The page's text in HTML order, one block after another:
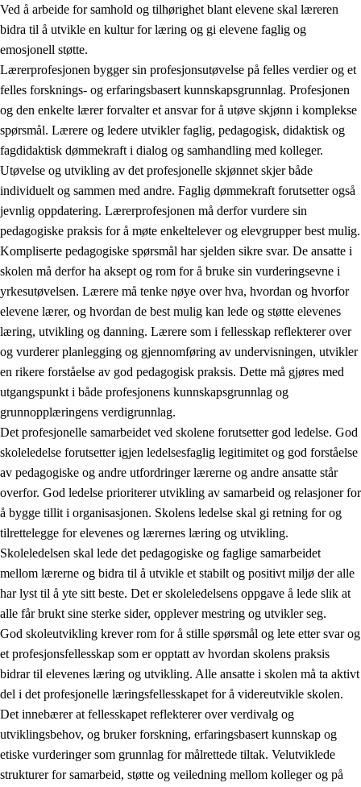
3.5 Profesjonsfellesskap og skoleutvikling
Ved å arbeide for samhold og tilhørighet blant elevene skal læreren
bidra til å utvikle en kultur for læring og gi elevene faglig og
emosjonell støtte.
Lærerprofesjonen bygger sin profesjonsutøvelse på felles verdier og et
felles forsknings- og erfaringsbasert kunnskapsgrunnlag. Profesjonen
og den enkelte lærer forvalter et ansvar for å utøve skjønn i komplekse
spørsmål. Lærere og ledere utvikler faglig, pedagogisk, didaktisk og
fagdidaktisk dømmekraft i dialog og samhandling med kolleger.
Utøvelse og utvikling av det profesjonelle skjønnet skjer både
individuelt og sammen med andre. Faglig dømmekraft forutsetter også
jevnlig oppdatering. Lærerprofesjonen må derfor vurdere sin
pedagogiske praksis for å møte enkeltelever og elevgrupper best mulig.
Kompliserte pedagogiske spørsmål har sjelden sikre svar. De ansatte i
skolen må derfor ha aksept og rom for å bruke sin vurderingsevne i
yrkesutøvelsen. Lærere må tenke nøye over hva, hvordan og hvorfor
elevene lærer, og hvordan de best mulig kan lede og støtte elevenes
læring, utvikling og danning. Lærere som i fellesskap reflekterer over
og vurderer planlegging og gjennomføring av undervisningen, utvikler
en rikere forståelse av god pedagogisk praksis. Dette må gjøres med
utgangspunkt i både profesjonens kunnskapsgrunnlag og
grunnopplæringens verdigrunnlag.
Det profesjonelle samarbeidet ved skolene forutsetter god ledelse. God
skoleledelse forutsetter igjen ledelsesfaglig legitimitet og god forståelse
av pedagogiske og andre utfordringer lærerne og andre ansatte står
overfor. God ledelse prioriterer utvikling av samarbeid og relasjoner for
å bygge tillit i organisasjonen. Skolens ledelse skal gi retning for og
tilrettelegge for elevenes og lærernes læring og utvikling.
Skoleledelsen skal lede det pedagogiske og faglige samarbeidet
mellom lærerne og bidra til å utvikle et stabilt og positivt miljø der alle
har lyst til å yte sitt beste. Det er skoleledelsens oppgave å lede slik at
alle får brukt sine sterke sider, opplever mestring og utvikler seg.
God skoleutvikling krever rom for å stille spørsmål og lete etter svar og
et profesjonsfellesskap som er opptatt av hvordan skolens praksis
bidrar til elevenes læring og utvikling. Alle ansatte i skolen må ta aktivt
del i det profesjonelle læringsfellesskapet for å videreutvikle skolen.
Det innebærer at fellesskapet reflekterer over verdivalg og
utviklingsbehov, og bruker forskning, erfaringsbasert kunnskap og
etiske vurderinger som grunnlag for målrettede tiltak. Velutviklede
strukturer for samarbeid, støtte og veiledning mellom kolleger og på